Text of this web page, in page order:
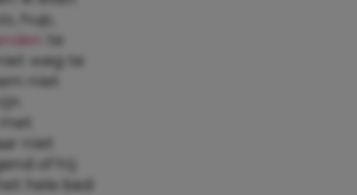
hup,
te
weg te
niet
niet
of hij
hele bed